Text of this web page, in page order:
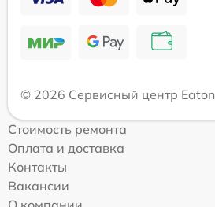
© 2026 Сервисный центр Eaton
Стоимость ремонта
Оплата и доставка
Контакты
Вакансии